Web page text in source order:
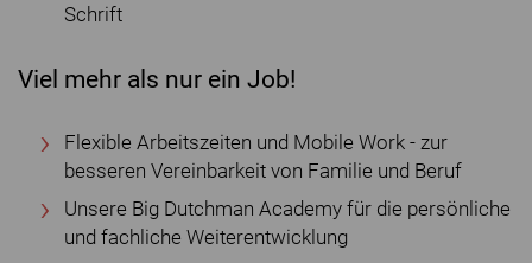
Schrift
Viel mehr als nur ein Job!
Flexible Arbeitszeiten und Mobile Work - zur
besseren Vereinbarkeit von Familie und Beruf
Unsere Big Dutchman Academy für die persönliche
und fachliche Weiterentwicklung